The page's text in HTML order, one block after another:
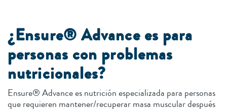
¿Ensure® Advance es para
personas con problemas
nutricionales?
Ensure® Advance es nutrición especializada para personas
que requieren mantener/recuperar masa muscular después